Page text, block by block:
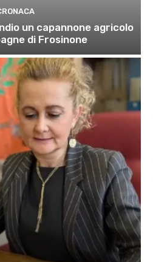
un capannone agricolo
di Frosinone